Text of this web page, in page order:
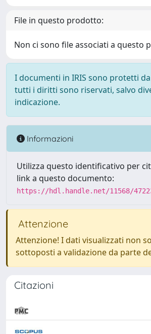
File in questo prodotto:
Non ci sono file associati a questo
I documenti in IRIS sono protetti
tutti i diritti sono riservati, salvo
indicazione.
Informazioni
Utilizza questo identificativo per
link a questo documento:
https://hdl.handle.net/11568/
Attenzione
Attenzione! I dati visualizzati non
sottoposti a validazione da parte
Citazioni